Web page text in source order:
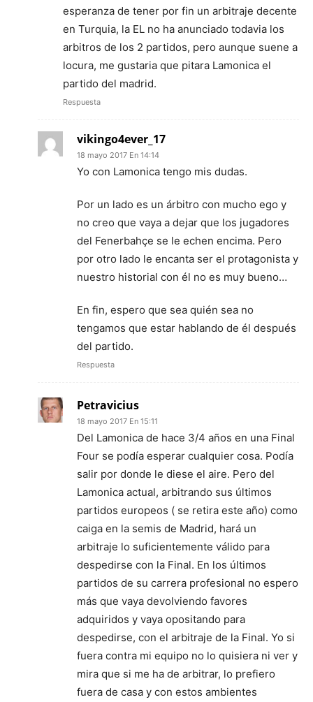
esperanza de tener por fin un arbitraje decente
en Turquia, la EL no ha anunciado todavia los
arbitros de los 2 partidos, pero aunque suene a
locura, me gustaria que pitara Lamonica el
partido del madrid.
Respuesta
vikingo4ever_17
18 mayo 2017 En 14:14
Yo con Lamonica tengo mis dudas.
Por un lado es un árbitro con mucho ego y
no creo que vaya a dejar que los jugadores
del Fenerbahçe se le echen encima. Pero
por otro lado le encanta ser el protagonista y
nuestro historial con él no es muy bueno…
En fin, espero que sea quién sea no
tengamos que estar hablando de él después
del partido.
Respuesta
Petravicius
18 mayo 2017 En 15:11
Del Lamonica de hace 3/4 años en una Final
Four se podía esperar cualquier cosa. Podía
salir por donde le diese el aire. Pero del
Lamonica actual, arbitrando sus últimos
partidos europeos ( se retira este año) como
caiga en la semis de Madrid, hará un
arbitraje lo suficientemente válido para
despedirse con la Final. En los últimos
partidos de su carrera profesional no espero
más que vaya devolviendo favores
adquiridos y vaya opositando para
despedirse, con el arbitraje de la Final. Yo si
fuera contra mi equipo no lo quisiera ni ver y
mira que si me ha de arbitrar, lo prefiero
fuera de casa y con estos ambientes